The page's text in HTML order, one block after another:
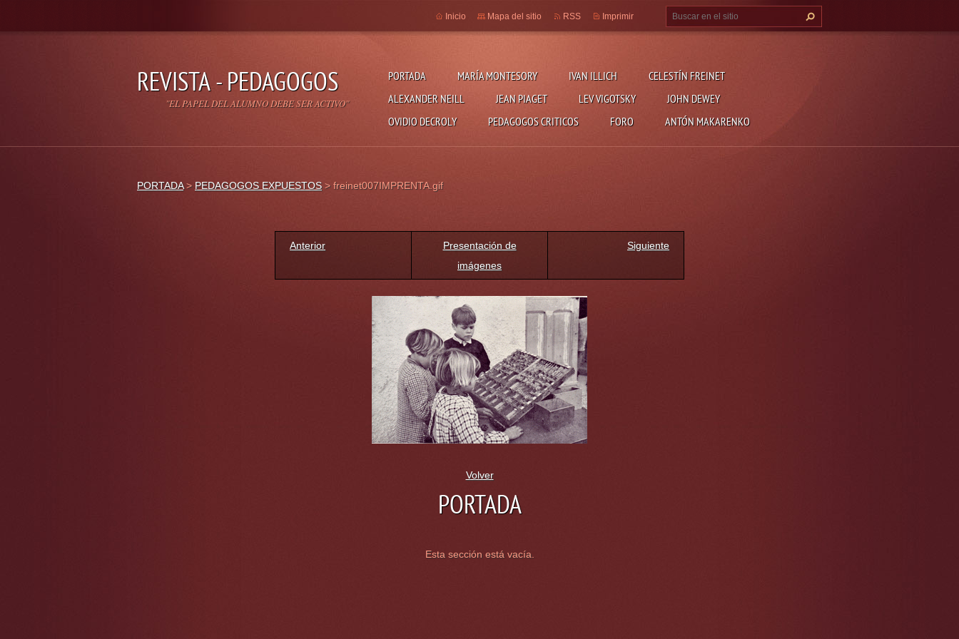
REVISTA - PEDAGOGOS
"EL PAPEL DEL ALUMNO DEBE SER ACTIVO"
PORTADA MARÍA MONTESORY IVAN ILLICH
CELESTÍN FREINET
ALEXANDER NEILL
JEAN PIAGET LEV VIGOTSKY
JOHN DEWEY
OVIDIO DECROLY
PEDAGOGOS CRITICOS FORO ANTÓN MAKARENKO
Inicio Mapa del sitio RSS Imprimir
PORTADA > PEDAGOGOS EXPUESTOS >freinet007IMPRENTA.gif
Anterior
Presentación de
imágenes
Siguiente
Volver
PORTADA
Esta sección está vacía.